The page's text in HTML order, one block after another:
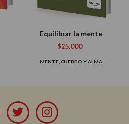
Equilibrar la mente
$25.000
MENTE, CUERPO Y ALMA